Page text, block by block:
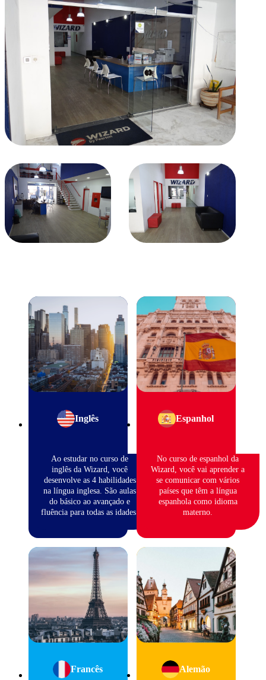
Inglês
Ao estudar no curso de
inglês da Wizard, você
desenvolve as 4 habilidades
na língua inglesa. São aulas
do básico ao avançado e
fluência para todas as idades.
Espanhol
No curso de espanhol da
Wizard, você vai aprender a
se comunicar com vários
países que têm a língua
espanhola como idioma
materno.
Francês Alemão